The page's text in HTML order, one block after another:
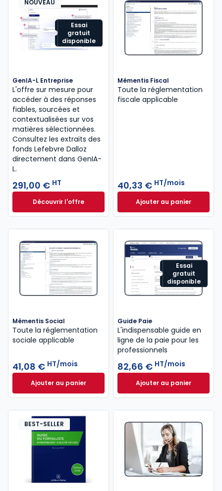
Essai
gratuit
disponible
NOUVEAU
GenIA-L Entreprise
L'offre sur mesure pour
accéder à des réponses
fiables, sourcées et
contextualisées sur vos
matières sélectionnées.
Consultez les extraits des
fonds Lefebvre Dalloz
directement dans GenIA-
L.
291,00 € HT
Découvrir l'offreGenIA-L Entreprise à partir de 291,00 € HT
Mémentis Fiscal
Toute la réglementation
fiscale applicable
40,33 € HT/mois
Ajouter au panier
Mémentis Fiscal
Mémentis Social
Toute la réglementation
sociale applicable
41,08 € HT/mois
Ajouter au panierMémentis Social à 41,08 €HT/mois
Essai
gratuit
disponible
Guide Paie
L'indispensable guide en
ligne de la paie pour les
professionnels
82,66 € HT/mois
Ajouter au panier
Guide Paie à
BEST-SELLER